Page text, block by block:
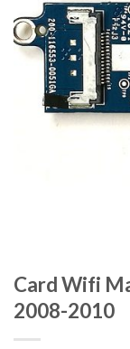
Card Wifi
2008-2010